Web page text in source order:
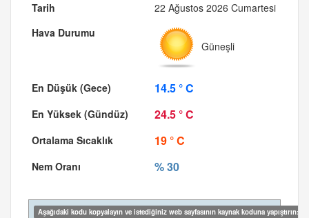
22 Ağustos 2026 Cumartesi
Güneşli
14.5 ° C
24.5 ° C
19 ° C
% 30
Aşağıdaki kodu kopyalayın ve istediğiniz web sayfasının kaynak koduna yapıştırın: